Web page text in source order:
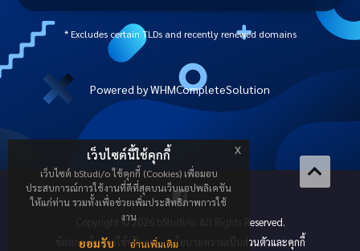
* Excludes certain TLDs and recently renewed domains
Powered byWHMCompleteSolution
Copyright © 2026 bStudi/o. All Rights Reserved.
ข้อตกลงในการใช้บริการ
นโยบายความเป็นส่วนตัวและคุกกี้
เว็บไซต์นี้ใช้คุกกี้
เว็บไซต์ bStudi/o ใช้คุกกี้ (Cookies) เพื่อมอบ
ประสบการณ์การใช้งานที่ดีที่สุดบนเว็บแอปพลิเคชัน
ให้แก่ท่าน รวมทั้งเพื่อช่วยเพิ่มประสิทธิภาพการใช้
งาน
ยอมรับ อ่านเพิ่มเติม
x